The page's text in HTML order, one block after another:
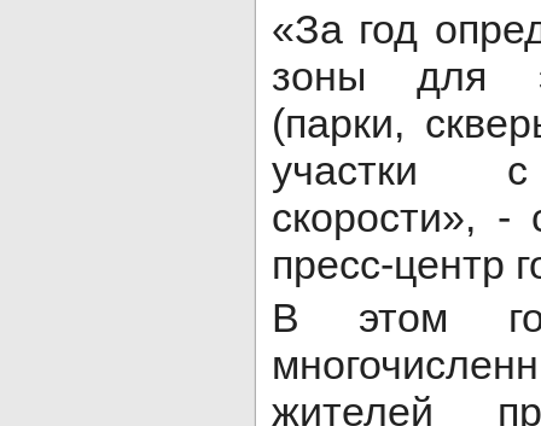
«За год
зоны для
(парки,
участки с
скорости», -
пресс-центр
В этом
жителей